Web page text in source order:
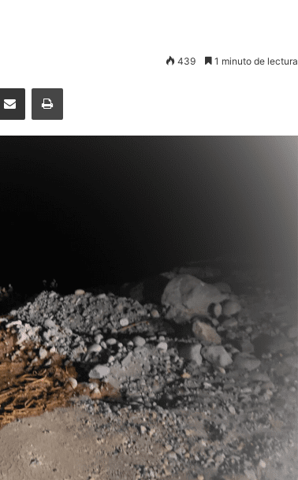
439 1 minuto de lectura
Enviar vía email Imprimir